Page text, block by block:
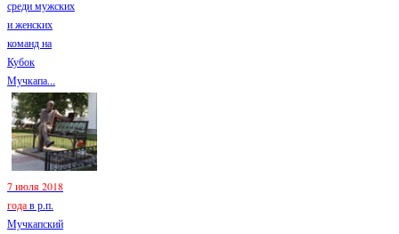
среди мужских
и женских
команд на
Кубок
Мучкапа...
7 июля 2018
годав р.п.
Мучкапский